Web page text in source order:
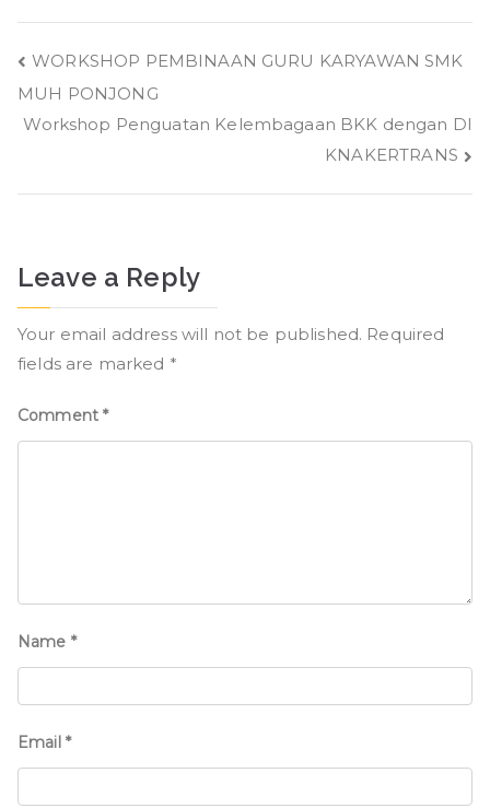
Post
navigation
WORKSHOP PEMBINAAN GURU KARYAWAN SMK
MUH PONJONG
Workshop Penguatan Kelembagaan BKK dengan DI
KNAKERTRANS
Leave a Reply
Your email address will not be published. Required
fields are marked *
Comment*
Name *
Email *